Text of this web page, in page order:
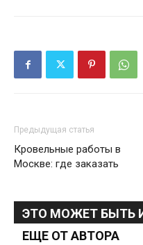
Предыдущая статья
Кровельные работы в
Москве: где заказать
ЭТО МОЖЕТ БЫТЬ
ЕЩЕ ОТ АВТОРА